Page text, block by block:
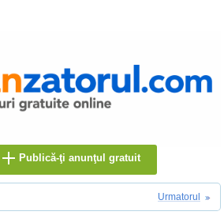
Publică-ţi anunţul gratuit
Urmatorul